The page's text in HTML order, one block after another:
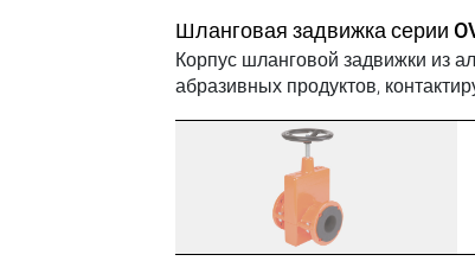
Шланговая задвижка серии
направлении
Корпус шланговой задвижки из